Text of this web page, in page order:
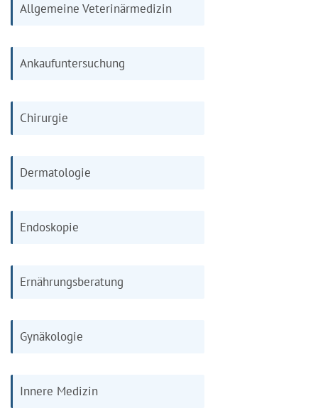
Allgemeine Veterinärmedizin
Ankaufuntersuchung
Chirurgie
Dermatologie
Endoskopie
Ernährungsberatung
Gynäkologie
Innere Medizin